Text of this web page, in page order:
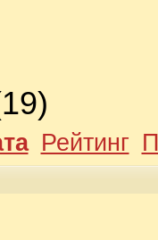
19)
Рейтинг